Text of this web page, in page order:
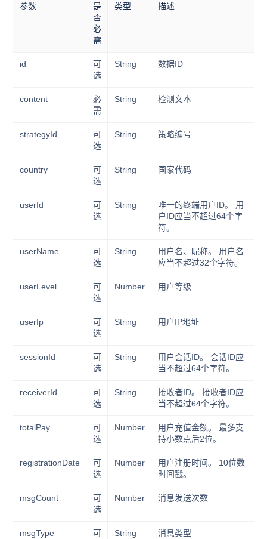
参数
是
否
必
需
类型 描述
id
可
选
String 数据ID
content
必
需
String 检测文本
strategyId
可
选
String 策略编号
country
可
选
String 国家代码
userId
可
选
String
唯一的终端用户ID。 用
户ID应当不超过64个字
符。
userName
可
选
String
用户名、昵称。 用户名
应当不超过32个字符。
userLevel
可
选
Number 用户等级
userIp
可
选
String 用户IP地址
sessionId
可
选
String
用户会话ID。 会话ID应
当不超过64个字符。
receiverId
可
选
String
接收者ID。 接收者ID应
当不超过64个字符。
totalPay
可
选
Number
用户充值金额。 最多支
持小数点后2位。
registrationDate
可
选
Number
用户注册时间。 10位数
时间戳。
msgCount
可
选
Number 消息发送次数
msgType
可
String 消息类型